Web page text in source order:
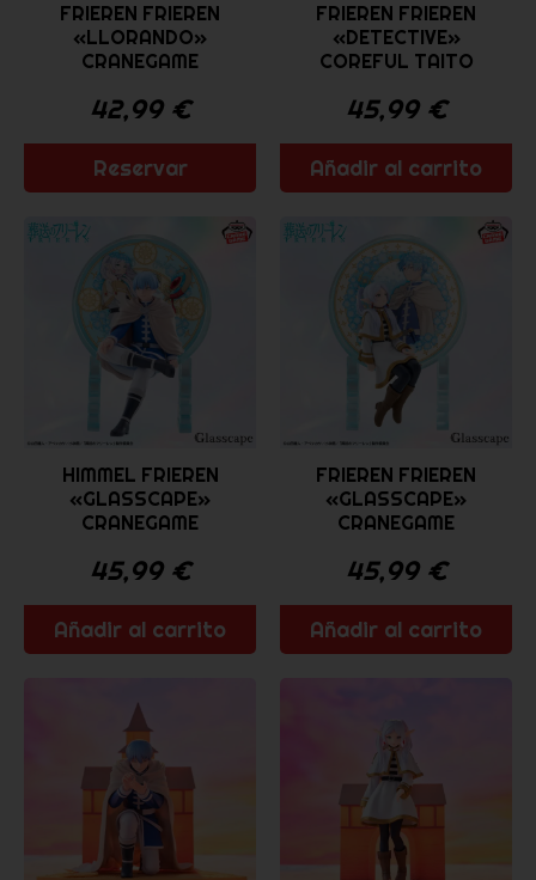
FRIEREN FRIEREN
«LLORANDO»
CRANEGAME
42,99 €
Reservar
FRIEREN FRIEREN
«DETECTIVE»
COREFUL TAITO
45,99 €
Añadir al carrito
HIMMEL FRIEREN
«GLASSCAPE»
CRANEGAME
45,99 €
Añadir al carrito
FRIEREN FRIEREN
«GLASSCAPE»
CRANEGAME
45,99 €
Añadir al carrito